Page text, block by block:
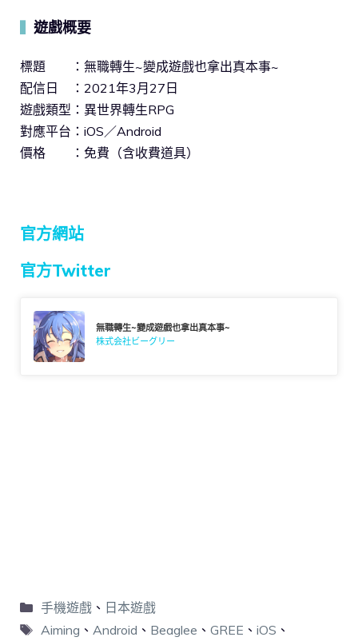
遊戲概要
標題 ：無職轉生~變成遊戲也拿出真本事~
配信日 ：2021年3月27日
遊戲類型：異世界轉生RPG
對應平台：iOS／Android
價格 ：免費（含收費道具）
官方網站
官方Twitter
無職轉生~變成遊戲也拿出真本事~
株式会社ビーグリー
手機遊戲、 日本遊戲
Aiming 、 Android 、 Beaglee 、 GREE 、 iOS 、